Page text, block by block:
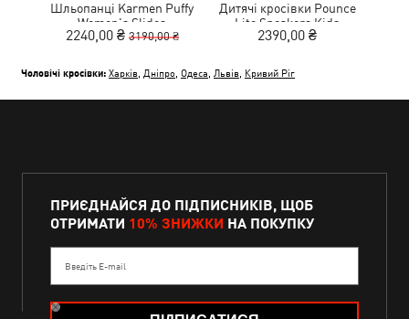
Шльопанці Karmen Puffy
Women's Slides
2240,00 ₴ 3190,00 ₴
Дитячі кросівки Pounce
Lite Sneakers Kids
2390,00 ₴
Чоловічі кросівки: Харків Дніпро Одеса Львів Кривий Ріг
ПРИЄДНАЙСЯ ДО ПІДПИСНИКІВ, ЩОБ
ОТРИМАТИ 10% ЗНИЖКИ НА ПОКУПКУ
Введіть E-mail